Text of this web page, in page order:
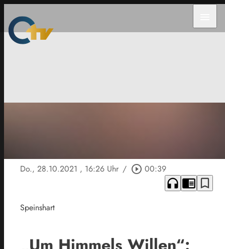
Do., 28.10.2021 , 16:26 Uhr / play_circle_outline 00:39
headphones chrome_reader_mode bookmark_border
Speinshart